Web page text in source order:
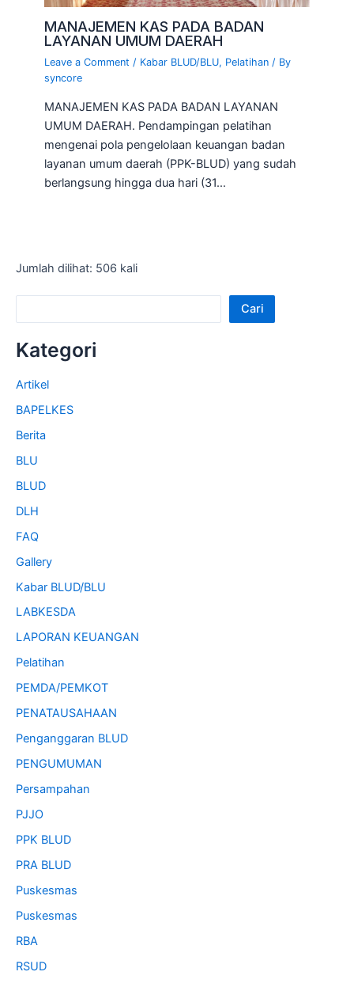
MANAJEMEN KAS PADA BADAN
LAYANAN UMUM DAERAH
Leave a Comment / Kabar BLUD/BLU, Pelatihan / By
syncore
MANAJEMEN KAS PADA BADAN LAYANAN
UMUM DAERAH. Pendampingan pelatihan
mengenai pola pengelolaan keuangan badan
layanan umum daerah (PPK-BLUD) yang sudah
berlangsung hingga dua hari (31…
Jumlah dilihat: 506 kali
Cari
Kategori
Artikel
BAPELKES
Berita
BLU
BLUD
DLH
FAQ
Gallery
Kabar BLUD/BLU
LABKESDA
LAPORAN KEUANGAN
Pelatihan
PEMDA/PEMKOT
PENATAUSAHAAN
Penganggaran BLUD
PENGUMUMAN
Persampahan
PJJO
PPK BLUD
PRA BLUD
Puskesmas
Puskesmas
RBA
RSUD